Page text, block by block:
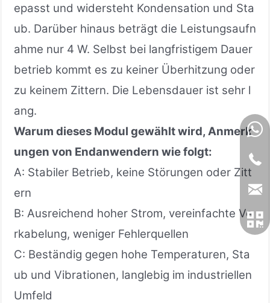
epasst und widersteht Kondensation und Sta
ub. Darüber hinaus beträgt die Leistungsaufn
ahme nur 4 W. Selbst bei langfristigem Dauer
betrieb kommt es zu keiner Überhitzung oder
zu keinem Zittern. Die Lebensdauer ist sehr l
ang.
Warum dieses Modul gewählt wird, Anmerk
ungen von Endanwendern wie folgt:
A: Stabiler Betrieb, keine Störungen oder Zitt
ern
B: Ausreichend hoher Strom, vereinfachte Ve
rkabelung, weniger Fehlerquellen
C: Beständig gegen hohe Temperaturen, Sta
ub und Vibrationen, langlebig im industriellen
Umfeld